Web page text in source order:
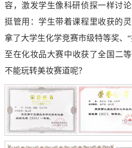
容，激发学生像科研侦探一样讨
挺管用：学生带着课程里收获的
拿了大学生化学竞赛市级特等奖、
至在化妆品大赛中收获了全国二
不能玩转美妆赛道呢？